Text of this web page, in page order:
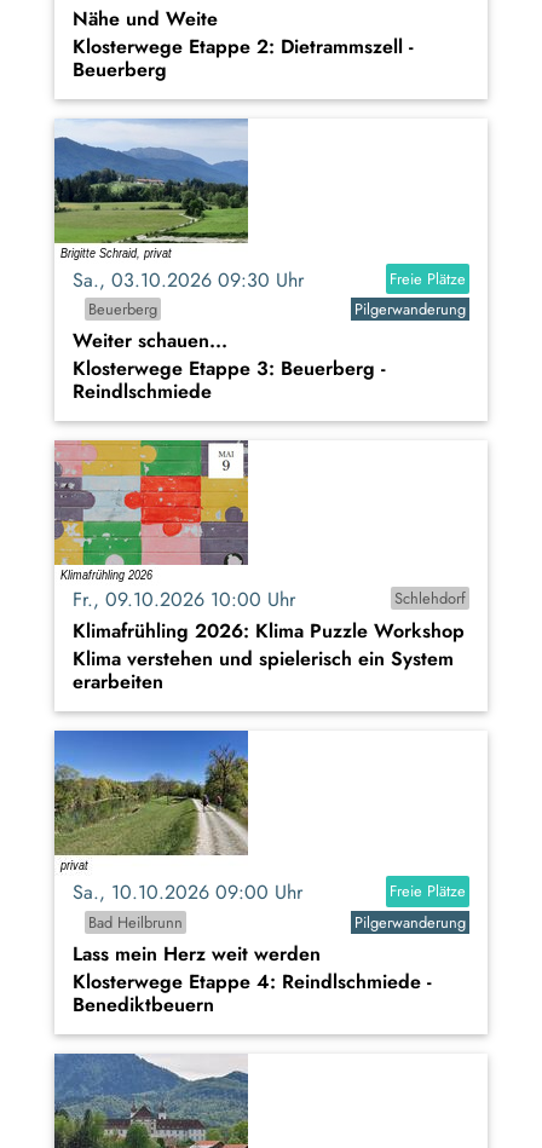
Nähe und Weite
Klosterwege Etappe 2: Dietrammszell -
Beuerberg
Sa., 03.10.2026 09:30 Uhr
Freie Plätze
Beuerberg
Pilgerwanderung
Weiter schauen...
Klosterwege Etappe 3: Beuerberg -
Reindlschmiede
Fr., 09.10.2026 10:00 Uhr Schlehdorf
Klimafrühling 2026: Klima Puzzle Workshop
Klima verstehen und spielerisch ein System
erarbeiten
Sa., 10.10.2026 09:00 Uhr
Freie Plätze
Bad Heilbrunn
Pilgerwanderung
Lass mein Herz weit werden
Klosterwege Etappe 4: Reindlschmiede -
Benediktbeuern